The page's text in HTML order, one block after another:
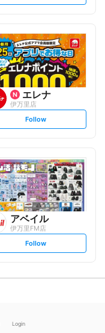
t
l
o
w
エレナ
伊万里店
s
t
l
o
w
Follow
アベイル
伊万里FM店
s
t
Follow
Login